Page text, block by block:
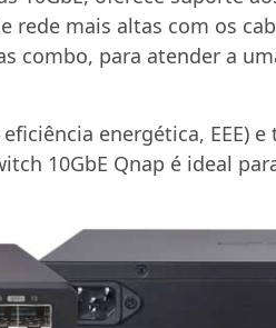
mais altas com os
combo, para atender a
energética, EEE)
10GbE Qnap é ideal